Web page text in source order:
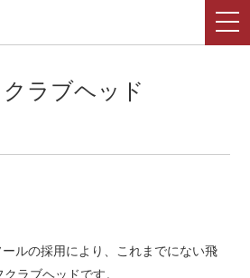
ラブヘッド
ルの採用により、これまでにない飛
ラブヘッドです。